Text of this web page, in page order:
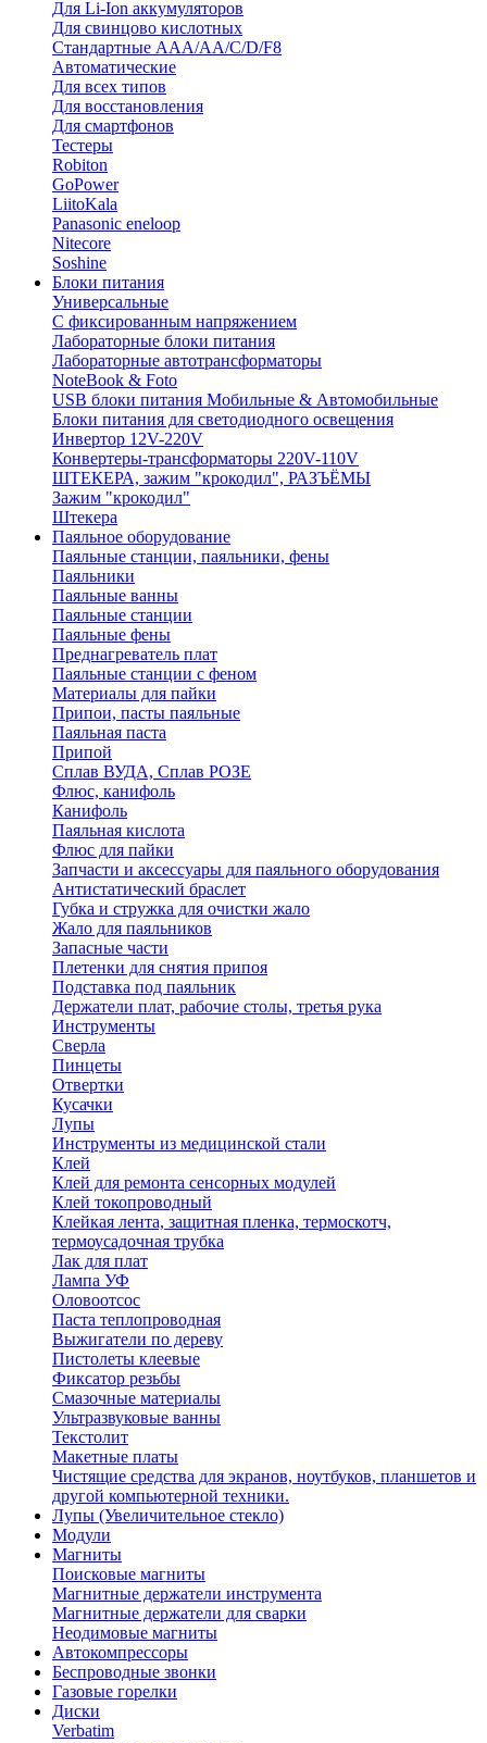
Для Li-Ion аккумуляторов
Для свинцово кислотных
Стандартные ААА/АА/С/D/F8
Автоматические
Для всех типов
Для восстановления
Для смартфонов
Тестеры
Robiton
GoPower
LiitoKala
Panasonic eneloop
Nitecore
Soshine
Блоки питания
Универсальные
C фиксированным напряжением
Лабораторные блоки питания
Лабораторные автотрансформаторы
NoteBook & Foto
USB блоки питания Мобильные & Автомобильные
Блоки питания для светодиодного освещения
Инвертор 12V-220V
Конвертеры-трансформаторы 220V-110V
ШТЕКЕРА, зажим "крокодил", РАЗЪЁМЫ
Зажим "крокодил"
Штекера
Паяльное оборудование
Паяльные станции, паяльники, фены
Паяльники
Паяльные ванны
Паяльные станции
Паяльные фены
Преднагреватель плат
Паяльные станции с феном
Материалы для пайки
Припои, пасты паяльные
Паяльная паста
Припой
Сплав ВУДА, Сплав РОЗЕ
Флюс, канифоль
Канифоль
Паяльная кислота
Флюс для пайки
Запчасти и аксессуары для паяльного оборудования
Антистатический браслет
Губка и стружка для очистки жало
Жало для паяльников
Запасные части
Плетенки для снятия припоя
Подставка под паяльник
Держатели плат, рабочие столы, третья рука
Инструменты
Сверла
Пинцеты
Отвертки
Кусачки
Лупы
Инструменты из медицинской стали
Клей
Клей для ремонта сенсорных модулей
Клей токопроводный
Клейкая лента, защитная пленка, термоскотч,
термоусадочная трубка
Лак для плат
Лампа УФ
Оловоотсос
Паста теплопроводная
Выжигатели по дереву
Пистолеты клеевые
Фиксатор резьбы
Смазочные материалы
Ультразвуковые ванны
Текстолит
Макетные платы
Чистящие средства для экранов, ноутбуков, планшетов и
другой компьютерной техники.
Лупы (Увеличительное стекло)
Модули
Магниты
Поисковые магниты
Магнитные держатели инструмента
Магнитные держатели для сварки
Неодимовые магниты
Автокомпрессоры
Беспроводные звонки
Газовые горелки
Диски
Verbatim